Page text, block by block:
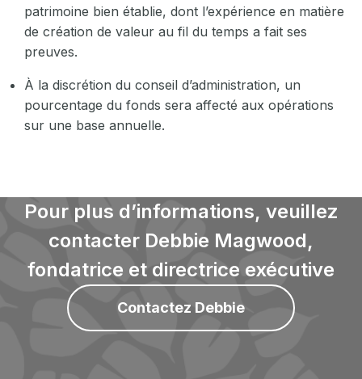
patrimoine bien établie, dont l’expérience en matière
de création de valeur au fil du temps a fait ses
preuves.
À la discrétion du conseil d’administration, un
pourcentage du fonds sera affecté aux opérations
sur une base annuelle.
Pour plus d’informations, veuillez
contacter Debbie Magwood,
fondatrice et directrice exécutive
Contactez Debbie